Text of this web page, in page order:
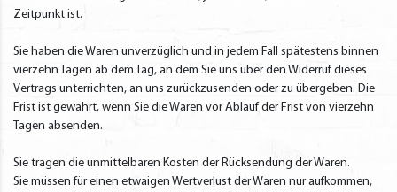
Zeitpunkt ist.
Sie haben die Waren unverzüglich und in jedem Fall spätestens binnen
vierzehn Tagen ab dem Tag, an dem Sie uns über den Widerruf dieses
Vertrags unterrichten, an uns zurückzusenden oder zu übergeben. Die
Frist ist gewahrt, wenn Sie die Waren vor Ablauf der Frist von vierzehn
Tagen absenden.
Sie tragen die unmittelbaren Kosten der Rücksendung der Waren.
Sie müssen für einen etwaigen Wertverlust der Waren nur aufkommen,